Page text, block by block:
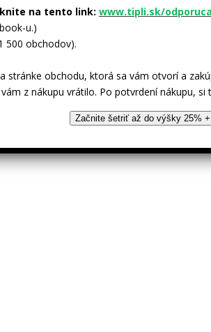
na tento link: www.tipli.sk/
u.)
500 obchodov).
stránke obchodu, ktorá sa vám otvorí a
z nákupu vrátilo. Po potvrdení nákupu,
Začnite šetriť až do výšky 25% +